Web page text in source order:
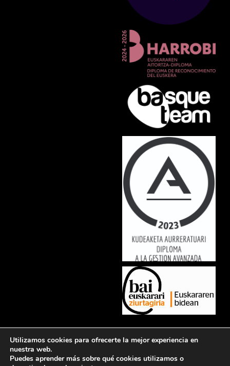
luctus nec ullamcorper mattis, pulvinar dapibus leo.
Utilizamos cookies para ofrecerte la mejor experiencia en
nuestra web.
Puedes aprender más sobre qué cookies utilizamos o